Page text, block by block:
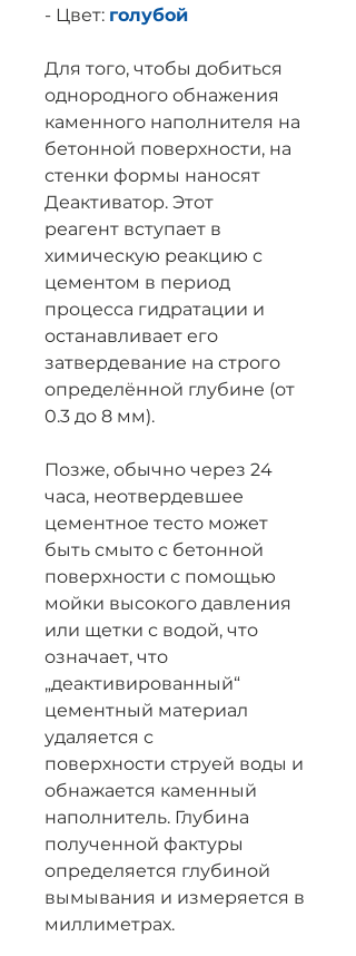
- Цвет: голубой
Для того, чтобы добиться
однородного обнажения
каменного наполнителя на
бетонной поверхности, на
стенки формы наносят
Деактиватор. Этот
реагент вступает в
химическую реакцию с
цементом в период
процесса гидратации и
останавливает его
затвердевание на строго
определённой глубине (от
0.3 до 8 мм).
Позже, обычно через 24
часа, неотвердевшее
цементное тесто может
быть смыто с бетонной
поверхности с помощью
мойки высокого давления
или щетки с водой, что
означает, что
„деактивированный“
цементный материал
удаляется с
поверхности струей воды и
обнажается каменный
наполнитель. Глубина
полученной фактуры
определяется глубиной
вымывания и измеряется в
миллиметрах.